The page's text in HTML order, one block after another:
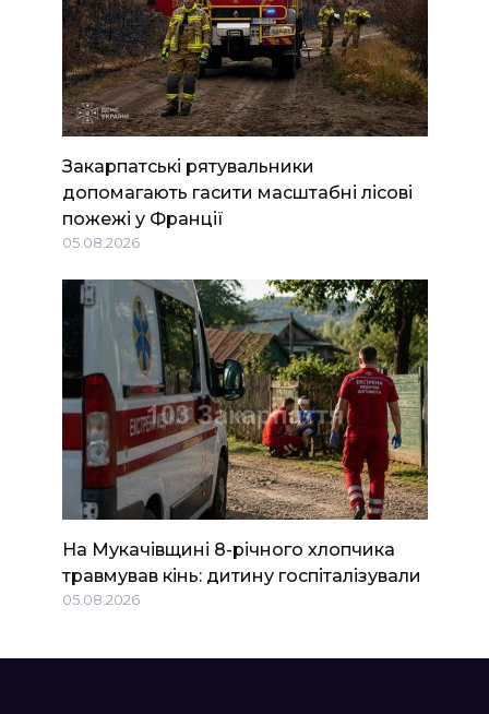
Закарпатські рятувальники
допомагають гасити масштабні лісові
пожежі у Франції
05.08.2026
На Мукачівщині 8-річного хлопчика
травмував кінь: дитину госпіталізували
05.08.2026